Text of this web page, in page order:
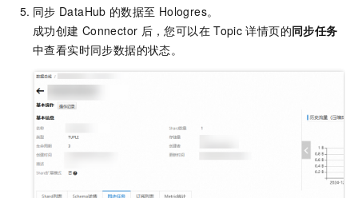
同步 DataHub 的数据至 Hologres。
成功创建 Connector 后，您可以在 Topic 详情页的同步任务
中查看实时同步数据的状态。